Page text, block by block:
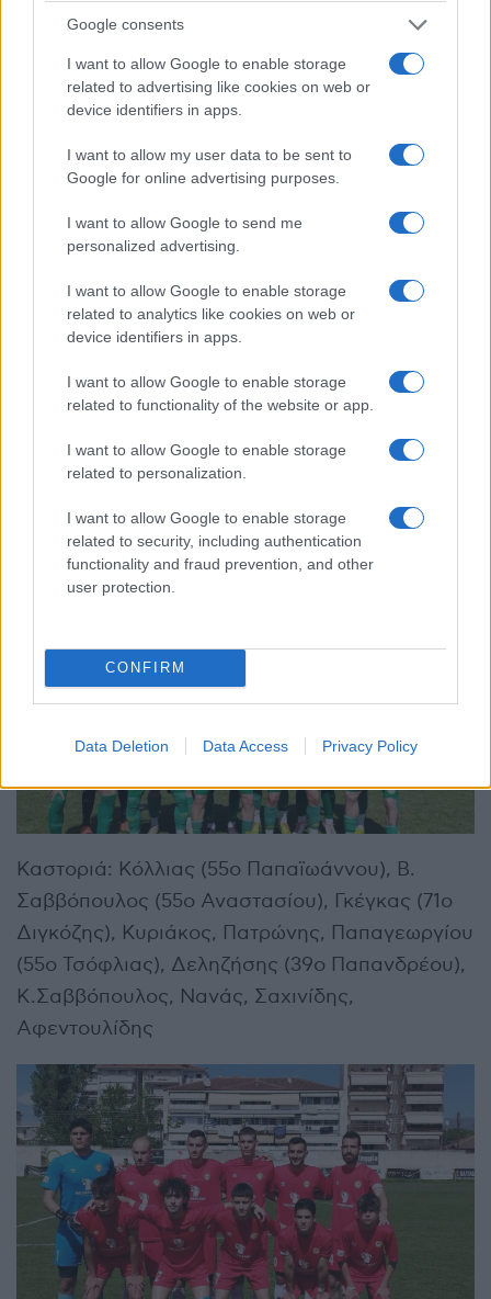
Google consents
I want to allow Google to enable storage
related to advertising like cookies on web or
device identifiers in apps.
I want to allow my user data to be sent to
Google for online advertising purposes.
I want to allow Google to send me
personalized advertising.
I want to allow Google to enable storage
related to analytics like cookies on web or
device identifiers in apps.
I want to allow Google to enable storage
related to functionality of the website or app.
I want to allow Google to enable storage
related to personalization.
I want to allow Google to enable storage
related to security, including authentication
functionality and fraud prevention, and other
user protection.
CONFIRM
Data Deletion Data Access Privacy Policy
Κίτρινες είδαν οι Κυριάκος, Κοντογουλίδης,
Γροσδάνης.
Εορδαϊκός: Χατζησάββας, Παπανικόπουλος (71ο
Όμπαντιτς), Κουνάβας, Πιρίτζαους, Παπάς,
Μπαλίτσας, Τσαγκαλίδης (65ο Ιλιέφσκι),
Αιχμαλωτίδης (65ο Πούλιος), Παπαδόπουλος
(65ο Γροσδάνης), Κοντογουλίδης, Νίκολι.
Καστοριά: Κόλλιας (55ο Παπαϊωάννου), Β.
Σαββόπουλος (55ο Αναστασίου), Γκέγκας (71ο
Διγκόζης), Κυριάκος, Πατρώνης, Παπαγεωργίου
(55ο Τσόφλιας), Δεληζήσης (39ο Παπανδρέου),
Κ.Σαββόπουλος, Νανάς, Σαχινίδης,
Αφεντουλίδης